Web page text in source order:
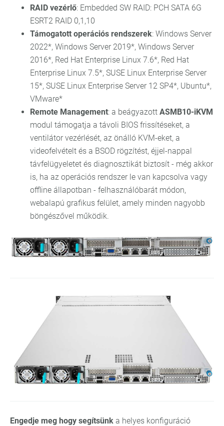
RAID vezérlő: Embedded SW RAID: PCH SATA 6G
ESRT2 RAID 0,1,10
Támogatott operációs rendszerek: Windows Server
2022*, Windows Server 2019*, Windows Server
2016*, Red Hat Enterprise Linux 7.6*, Red Hat
Enterprise Linux 7.5*, SUSE Linux Enterprise Server
15*, SUSE Linux Enterprise Server 12 SP4*, Ubuntu*,
VMware*
Remote Management: a beágyazott ASMB10-iKVM
modul támogatja a távoli BIOS frissítéseket, a
ventilátor vezérlését, az önálló KVM-eket, a
videofelvételt és a BSOD rögzítést, éjjel-nappal
távfelügyeletet és diagnosztikát biztosít - még akkor
is, ha az operációs rendszer le van kapcsolva vagy
offline állapotban - felhasználóbarát módon,
webalapú grafikus felület, amely minden nagyobb
böngészővel működik.
Engedje meg hogy segítsünk a helyes konfiguráció